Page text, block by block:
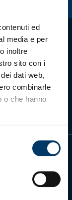
ed
media e per
inoltre
sito con i
dati web,
combinarle
o che hanno